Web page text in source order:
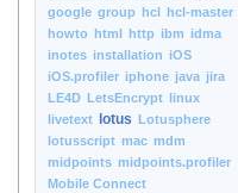
google group hcl hcl-master
howto html http ibm idma
inotes installation iOS
iOS.profiler iphone java jira
LE4D LetsEncrypt linux
livetext
lotus Lotusphere
lotusscript mac mdm
midpoints midpoints.profiler
Mobile Connect